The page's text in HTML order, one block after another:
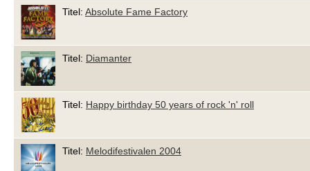
Titel: Absolute Fame Factory
Titel: Diamanter
Titel: Happy birthday 50 years of rock 'n' roll
Titel: Melodifestivalen 2004